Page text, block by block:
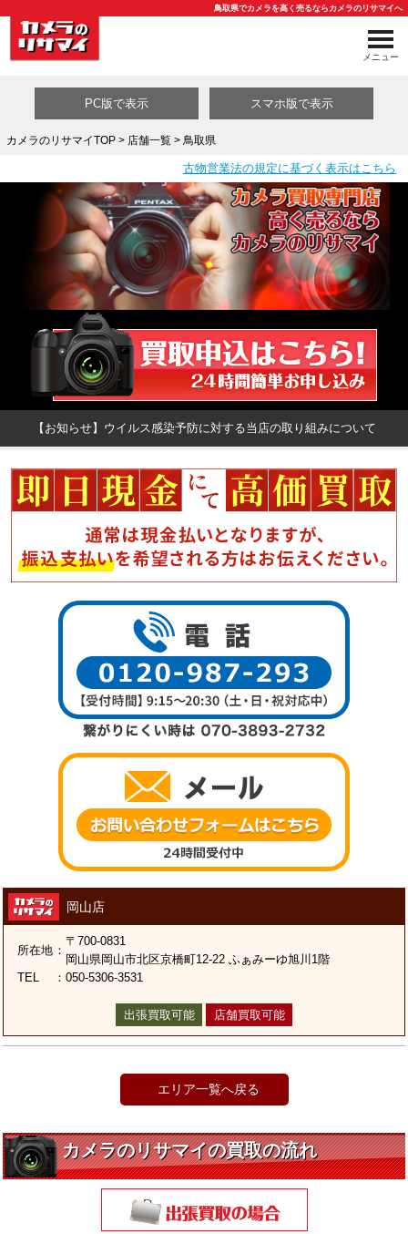
鳥取県でカメラを高く売るならカメラのリサマイへ
メニュー
買取カテゴリ一覧
PC版で表示 スマホ版で表示
カメラのリサマイTOP> 店舗一覧> 鳥取県
古物営業法の規定に基づく表示はこちら
【お知らせ】ウイルス感染予防に対する当店の取り組みについて
岡山店
所在地 ：
〒700-0831
岡山県岡山市北区京橋町12-22 ふぁみーゆ旭川1階
TEL
： 050-5306-3531
出張買取可能 店舗買取可能
エリア一覧へ戻る